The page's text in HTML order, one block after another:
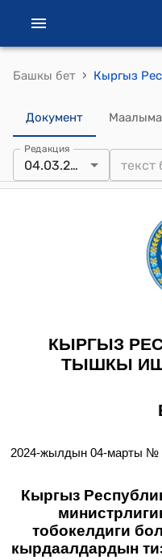
Башкы бет ›
Документ
Редакция
04.03.2024